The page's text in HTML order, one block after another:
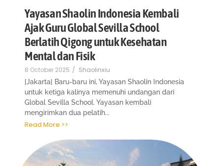
Yayasan Shaolin Indonesia Kembali
Ajak Guru Global Sevilla School
Berlatih Qigong untuk Kesehatan
Mental dan Fisik
8 October 2025 / Shaolinxiu
[Jakarta] Baru-baru ini, Yayasan Shaolin Indonesia
untuk ketiga kalinya memenuhi undangan dari
Global Sevilla School. Yayasan kembali
mengirimkan dua pelatih...
Read More >>